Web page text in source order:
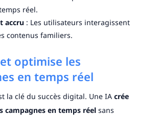
réel.
accru : Les utilisateurs interagissent
contenus familiers.
et optimise les
en temps réel
la clé du succès digital. Une IA crée
campagnes en temps réelsans